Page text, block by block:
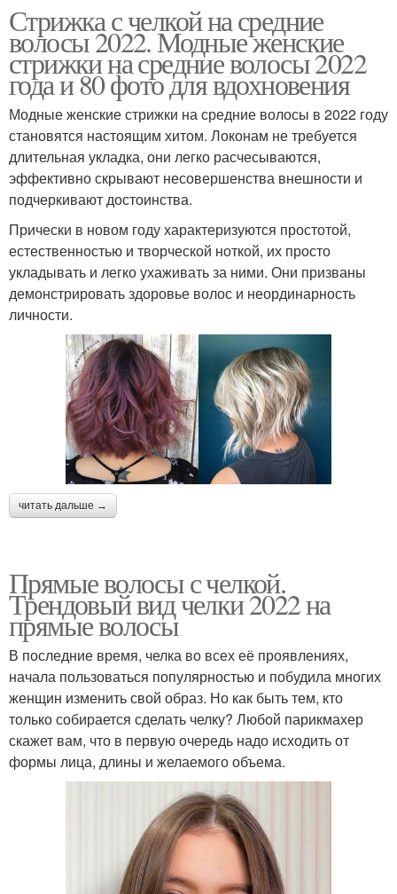
Стрижка с челкой на средние
волосы 2022. Модные женские
стрижки на средние волосы 2022
года и 80 фото для вдохновения
Модные женские стрижки на средние волосы в 2022 году
становятся настоящим хитом. Локонам не требуется
длительная укладка, они легко расчесываются,
эффективно скрывают несовершенства внешности и
подчеркивают достоинства.
Прически в новом году характеризуются простотой,
естественностью и творческой ноткой, их просто
укладывать и легко ухаживать за ними. Они призваны
демонстрировать здоровье волос и неординарность
личности.
читать дальше →
Прямые волосы с челкой.
Трендовый вид челки 2022 на
прямые волосы
В последние время, челка во всех её проявлениях,
начала пользоваться популярностью и побудила многих
женщин изменить свой образ. Но как быть тем, кто
только собирается сделать челку? Любой парикмахер
скажет вам, что в первую очередь надо исходить от
формы лица, длины и желаемого объема.